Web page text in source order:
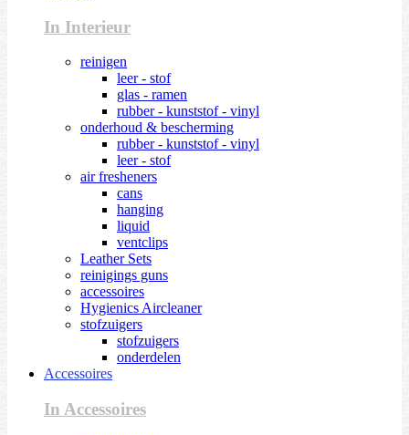
In Interieur
reinigen
leer - stof
glas - ramen
rubber - kunststof - vinyl
onderhoud & bescherming
rubber - kunststof - vinyl
leer - stof
air fresheners
cans
hanging
liquid
ventclips
Leather Sets
reinigings guns
accessoires
Hygienics Aircleaner
stofzuigers
stofzuigers
onderdelen
Accessoires
In Accessoires